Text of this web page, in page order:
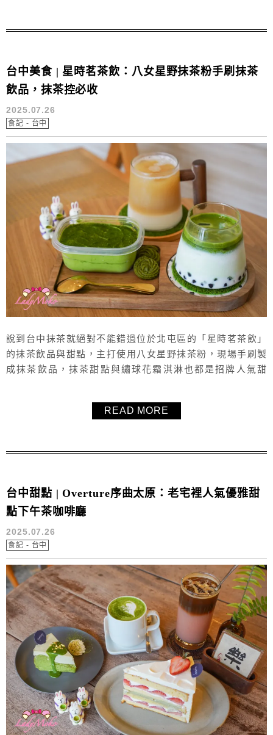
台中美食 | 星時茗茶飲：八女星野抹茶粉手刷抹茶
飲品，抹茶控必收
2025.07.26
食記 - 台中
說到台中抹茶就絕對不能錯過位於北屯區的「星時茗茶飲」
的抹茶飲品與甜點，主打使用八女星野抹茶粉，現場手刷製
成抹茶飲品，抹茶甜點與繡球花霜淇淋也都是招牌人氣甜
READ MORE
台中甜點 | Overture序曲太原：老宅裡人氣優雅甜
點下午茶咖啡廳
2025.07.26
食記 - 台中